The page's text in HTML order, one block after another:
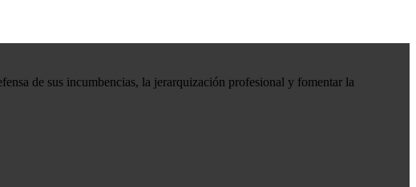
de sus incumbencias, la jerarquización profesional y fomentar la